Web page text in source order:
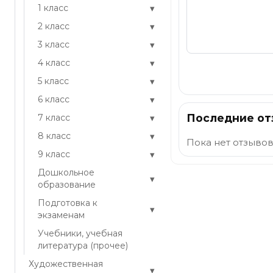
1 класс ▾
2 класс ▾
3 класс ▾
4 класс ▾
5 класс ▾
6 класс ▾
7 класс ▾
8 класс ▾
9 класс ▾
Дошкольное
образование
▾
Подготовка к
экзаменам
▾
Учебники, учебная
литература (прочее)
Художественная
▾
Последние
Пока нет